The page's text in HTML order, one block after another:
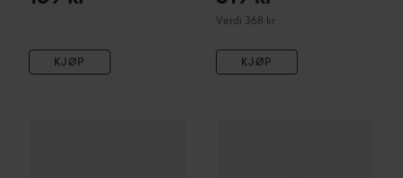
Rismelk 200 ml
KJØP
Verdi 368 kr
KJØP